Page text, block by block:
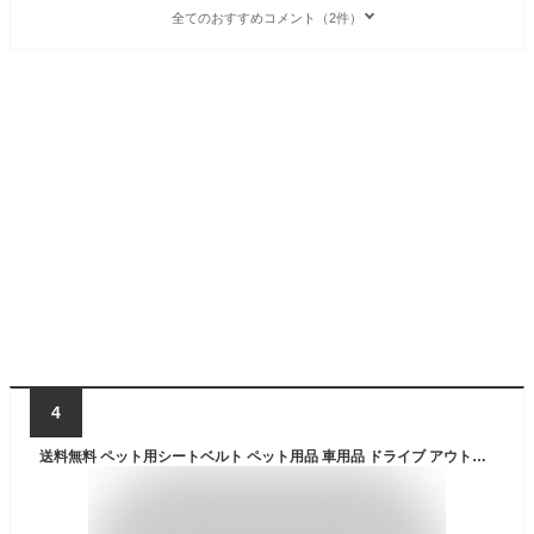
全てのおすすめコメント（2件）
4
送料無料 ペット用シートベルト ペット用品 車用品 ドライブ アウトドア 犬用 ドッグ シンプル 無地 迷彩柄 カモフラ柄 シンプル 装着 カンタン 簡単 リード型 サイズ調節可能 車用リード 飛び出し対策 旅行 遠出 お出かけ ドライブ 簡単装着 カー用品 ブルー 青 ブラック 黒